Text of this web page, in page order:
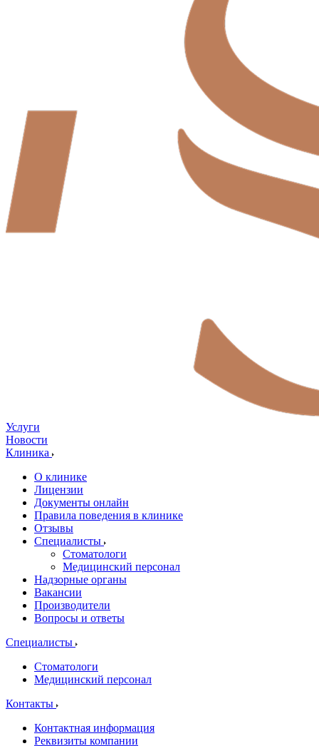
Услуги
Новости
Клиника
О клинике
Лицензии
Документы онлайн
Правила поведения в клинике
Отзывы
Специалисты
Стоматологи
Медицинский персонал
Надзорные органы
Вакансии
Производители
Вопросы и ответы
Специалисты
Стоматологи
Медицинский персонал
Контакты
Контактная информация
Реквизиты компании